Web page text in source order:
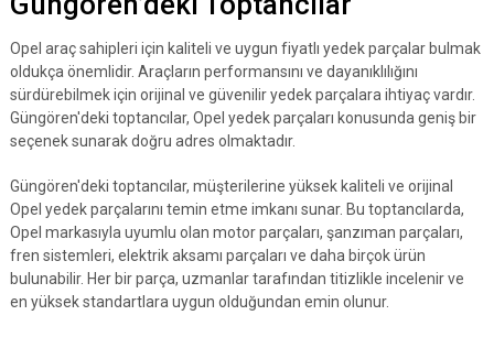
Opel araç sahipleri için kaliteli ve uygun fiyatlı yedek parçalar bulmak
oldukça önemlidir. Araçların performansını ve dayanıklılığını
sürdürebilmek için orijinal ve güvenilir yedek parçalara ihtiyaç vardır.
Güngören'deki toptancılar, Opel yedek parçaları konusunda geniş bir
seçenek sunarak doğru adres olmaktadır.
Güngören'deki toptancılar, müşterilerine yüksek kaliteli ve orijinal
Opel yedek parçalarını temin etme imkanı sunar. Bu toptancılarda,
Opel markasıyla uyumlu olan motor parçaları, şanzıman parçaları,
fren sistemleri, elektrik aksamı parçaları ve daha birçok ürün
bulunabilir. Her bir parça, uzmanlar tarafından titizlikle incelenir ve
en yüksek standartlara uygun olduğundan emin olunur.